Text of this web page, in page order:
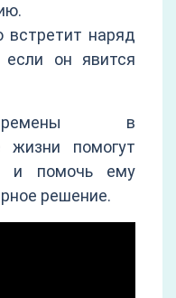
встретит наряд
если он явится
в
жизни помогут
и помочь ему
решение.